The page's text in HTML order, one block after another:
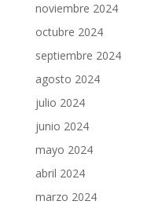
noviembre 2024
octubre 2024
septiembre 2024
agosto 2024
julio 2024
junio 2024
mayo 2024
abril 2024
marzo 2024